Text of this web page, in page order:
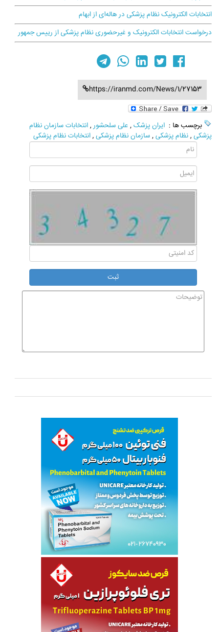
انتخابات الکترونیک نظام پزشکی در هاله‌ای از ابهام
درخواست انتخابات الکترونیک و غیرحضوری نظام پزشکی از رییس جمهور
https://iranmd.com/News/1/27153
برچسب ها : ایران پزشک, علی سلحشور,انتخابات سازمان نظام
پزشکی,نظام پزشکی,سازمان نظام پزشکی,انتخابات نظام پزشکی